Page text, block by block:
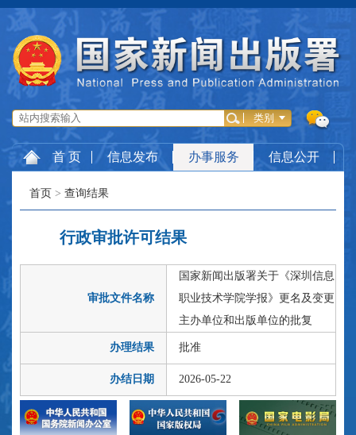
首 页 信息发布 办事服务 信息公开
首页 > 查询结果
行政审批许可结果
审批文件名称
国家新闻出版署关于《深圳信息
职业技术学院学报》更名及变更
主办单位和出版单位的批复
办理结果 批准
办结日期 2026-05-22